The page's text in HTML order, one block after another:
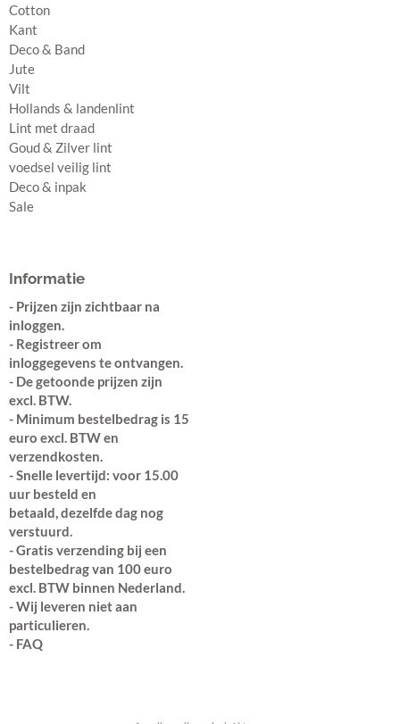
Cotton
Kant
Deco & Band
Jute
Vilt
Hollands & landenlint
Lint met draad
Goud & Zilver lint
voedsel veilig lint
Deco & inpak
Sale
Informatie
- Prijzen zijn zichtbaar na
inloggen.
- Registreer om
inloggegevens te ontvangen.
- De getoonde prijzen zijn
excl. BTW.
- Minimum bestelbedrag is 15
euro excl. BTW en
verzendkosten.
- Snelle levertijd: voor 15.00
uur besteld en
betaald, dezelfde dag nog
verstuurd.
- Gratis verzending bij een
bestelbedrag van 100 euro
excl. BTW binnen Nederland.
- Wij leveren niet aan
particulieren.
- FAQ